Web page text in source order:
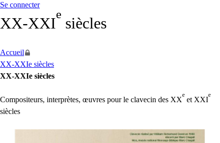
Se connecter
XX-XXI
e
siècles
Accueil
XX-XXIe siècles
XX-XXIe siècles
Compositeurs, interprètes, œuvres pour le clavecin des XX
e
et XXI
e
siècles